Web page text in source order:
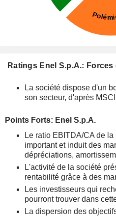
Ratings Enel S.p.A.:
La société dispose d'un
son secteur, d'après
Points Forts: Enel S.p.A.
Le ratio EBITDA/CA de
important et induit des
dépréciations,
L'activité de la société
rentabilité grâce à des
Les investisseurs qui
pourront trouver dans
La dispersion des